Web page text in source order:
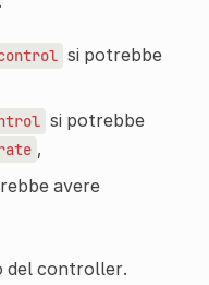
si potrebbe
si potrebbe
,
avere
del controller.